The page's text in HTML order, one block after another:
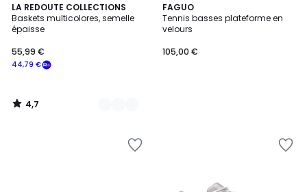
LA REDOUTE COLLECTIONS
Baskets multicolores, semelle
épaisse
44,79 €
55,99 €
4,7
/ 5
2
Couleurs
4,7
/
FAGUO
Tennis basses plateforme en
velours
105,00 €